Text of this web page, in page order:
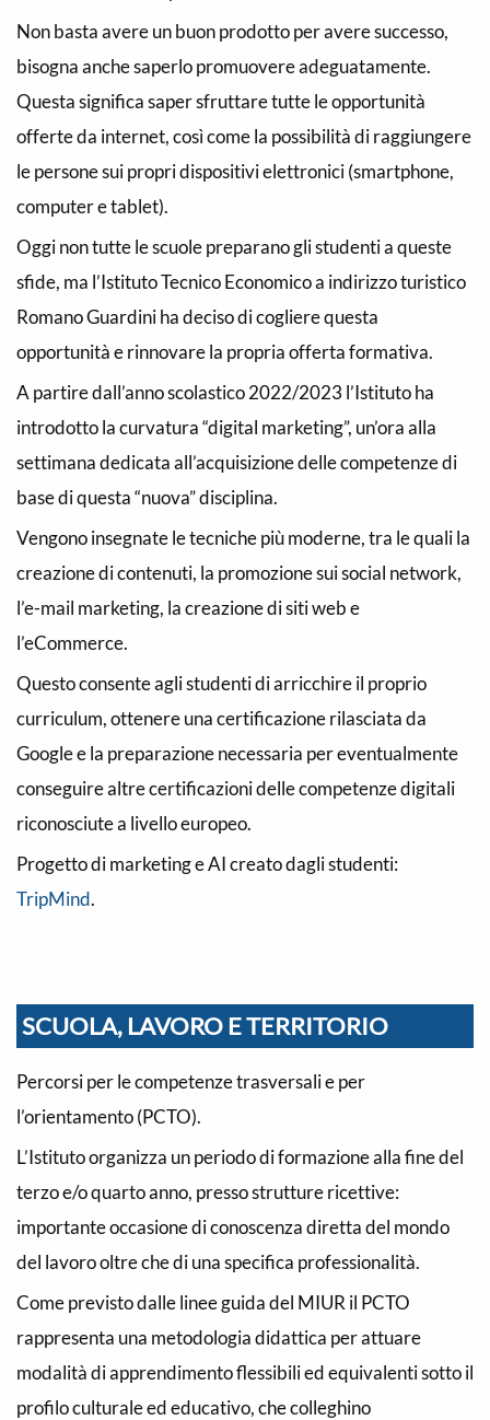
Non basta avere un buon prodotto per avere successo,
bisogna anche saperlo promuovere adeguatamente.
Questa significa saper sfruttare tutte le opportunità
offerte da internet, così come la possibilità di raggiungere
le persone sui propri dispositivi elettronici (smartphone,
computer e tablet).
Oggi non tutte le scuole preparano gli studenti a queste
sfide, ma l’Istituto Tecnico Economico a indirizzo turistico
Romano Guardini ha deciso di cogliere questa
opportunità e rinnovare la propria offerta formativa.
A partire dall’anno scolastico 2022/2023 l’Istituto ha
introdotto la curvatura “digital marketing”, un’ora alla
settimana dedicata all’acquisizione delle competenze di
base di questa “nuova” disciplina.
Vengono insegnate le tecniche più moderne, tra le quali la
creazione di contenuti, la promozione sui social network,
l’e-mail marketing, la creazione di siti web e
l’eCommerce.
Questo consente agli studenti di arricchire il proprio
curriculum, ottenere una certificazione rilasciata da
Google e la preparazione necessaria per eventualmente
conseguire altre certificazioni delle competenze digitali
riconosciute a livello europeo.
Progetto di marketing e AI creato dagli studenti:
TripMind.
SCUOLA, LAVORO E TERRITORIO
Percorsi per le competenze trasversali e per
l’orientamento (PCTO).
L’Istituto organizza un periodo di formazione alla fine del
terzo e/o quarto anno, presso strutture ricettive:
importante occasione di conoscenza diretta del mondo
del lavoro oltre che di una specifica professionalità.
Come previsto dalle linee guida del MIUR il PCTO
rappresenta una metodologia didattica per attuare
modalità di apprendimento flessibili ed equivalenti sotto il
profilo culturale ed educativo, che colleghino